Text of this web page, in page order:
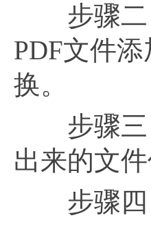
步骤二：
PDF文件
换。
步骤三：
出来的文
步骤四：